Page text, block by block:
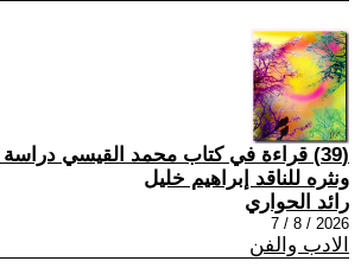
(39) قراءة في كتاب محمد القيسي
ونثره للناقد إبراهيم خليل
رائد الحواري
2026 / 8 / 7
الادب والفن